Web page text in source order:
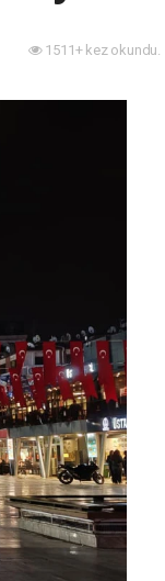
1511+ kez okundu.